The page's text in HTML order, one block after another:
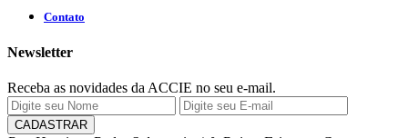
Contato
Newsletter
Receba as novidades da ACCIE no seu e-mail.